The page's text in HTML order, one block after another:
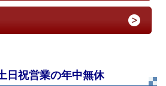
日祝営業の年中無休